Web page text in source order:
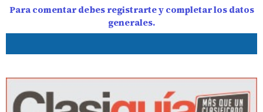
Para comentar debes registrarte y completar los datos
generales.